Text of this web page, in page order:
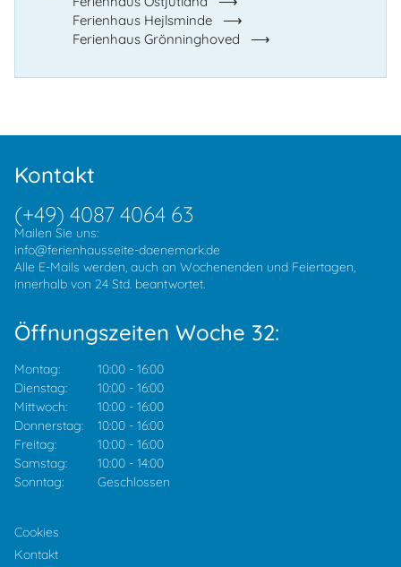
Ferienhaus Hejlsminde
Ferienhaus Grönninghoved
Kontakt
(+49) 4087 4064 63
Mailen Sie uns:
info@ferienhausseite-daenemark.de
Alle E-Mails werden, auch an Wochenenden und Feiertagen,
innerhalb von 24 Std. beantwortet.
Öffnungszeiten Woche 32:
Montag: 10:00 - 16:00
Dienstag:
10:00 - 16:00
Mittwoch:
10:00 - 16:00
Donnerstag:
10:00 - 16:00
Freitag:
10:00 - 16:00
Samstag:
10:00 - 14:00
Sonntag:
Geschlossen
Cookies
Kontakt